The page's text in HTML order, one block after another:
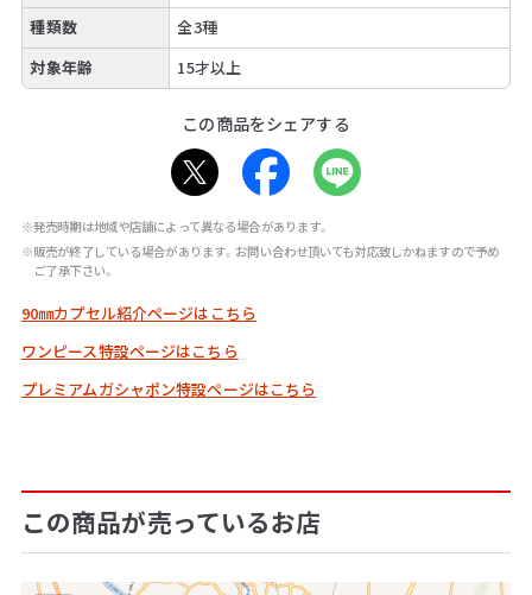
種類数
全3種
対象年齢
15才以上
この商品をシェアする
※発売時期は地域や店舗によって異なる場合があります。
※販売が終了している場合があります。お問い合わせ頂いても対応致しかねますので予め
ご了承下さい。
90㎜カプセル紹介ページはこちら
ワンピース特設ページはこちら
プレミアムガシャポン特設ページはこちら
この商品が売っているお店